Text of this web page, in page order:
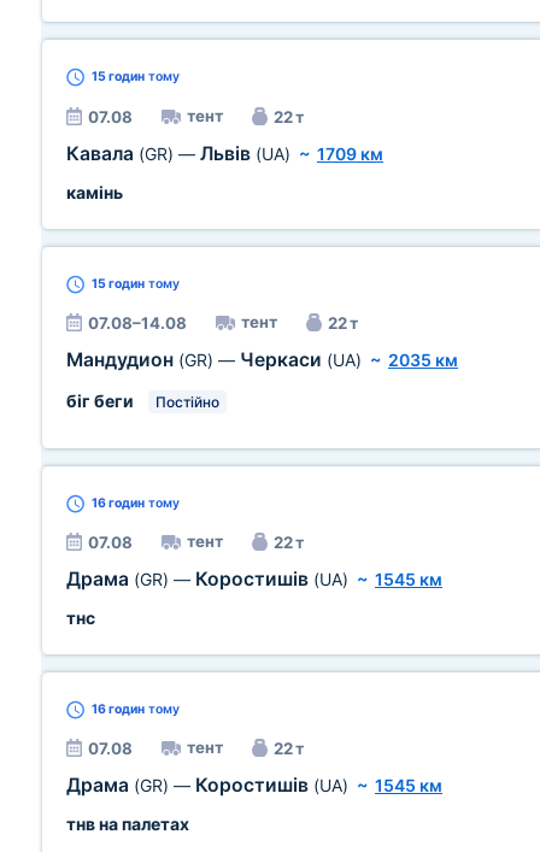
15 годин тому
07.08 тент 22 т
Кавала (GR) — Львів (UA) ~ 1709 км
камінь
15 годин тому
07.08–14.08 тент 22 т
Мандудион (GR) — Черкаси (UA) ~ 2035 км
біг беги
Постійно
16 годин тому
07.08 тент 22 т
Драма (GR) — Коростишів (UA) ~ 1545 км
тнс
16 годин тому
07.08 тент 22 т
Драма (GR) — Коростишів (UA) ~ 1545 км
тнв на палетах